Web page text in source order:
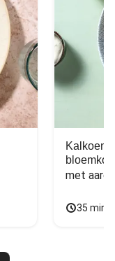
Kalkoen
met
35